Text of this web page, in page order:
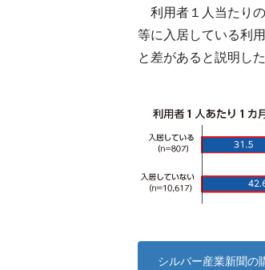
利用者１人当たり
等に入居している利
と差があると説明した
シルバー産業新聞の